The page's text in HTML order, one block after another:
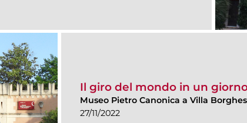
Il giro del mondo in un
Museo Pietro Canonica a Villa
27/11/2022